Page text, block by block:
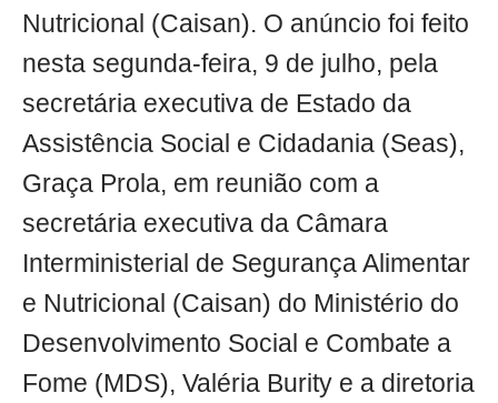
Nutricional (Caisan). O anúncio foi feito
nesta segunda-feira, 9 de julho, pela
secretária executiva de Estado da
Assistência Social e Cidadania (Seas),
Graça Prola, em reunião com a
secretária executiva da Câmara
Interministerial de Segurança Alimentar
e Nutricional (Caisan) do Ministério do
Desenvolvimento Social e Combate a
Fome (MDS), Valéria Burity e a diretoria